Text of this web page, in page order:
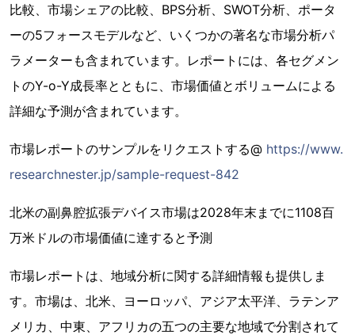
比較、市場シェアの比較、BPS分析、SWOT分析、ポータ
ーの5フォースモデルなど、いくつかの著名な市場分析パ
ラメーターも含まれています。レポートには、各セグメン
トのY-o-Y成長率とともに、市場価値とボリュームによる
詳細な予測が含まれています。
市場レポートのサンプルをリクエストする@ https://www.
researchnester.jp/sample-request-842
北米の副鼻腔拡張デバイス市場は2028年末までに1108百
万米ドルの市場価値に達すると予測
市場レポートは、地域分析に関する詳細情報も提供しま
す。市場は、北米、ヨーロッパ、アジア太平洋、ラテンア
メリカ、中東、アフリカの五つの主要な地域で分割されて